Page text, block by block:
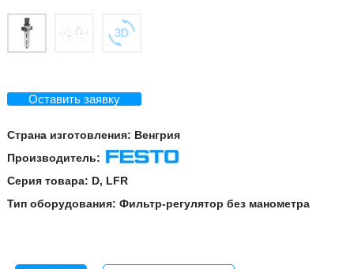
Оставить заявку
Страна изготовления: Венгрия
Производитель:
Festo
Серия товара: D, LFR
Тип оборудования: Фильтр-регулятор без манометра